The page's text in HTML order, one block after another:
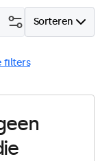
Sorteren
filters